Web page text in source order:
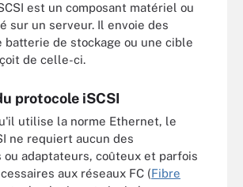
est un composant matériel ou
sur un serveur. Il envoie des
batterie de stockage ou une cible
de celle-ci.
protocole iSCSI
utilise la norme Ethernet, le
ne requiert aucun des
ou adaptateurs, coûteux et parfois
aux réseaux FC (Fibre